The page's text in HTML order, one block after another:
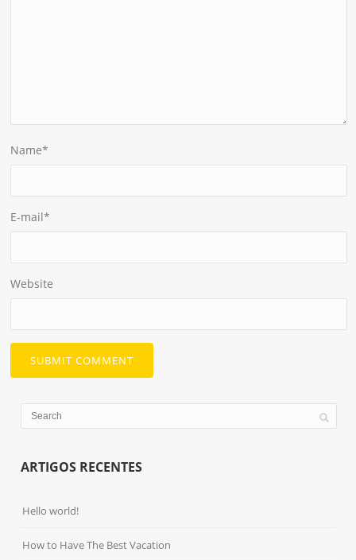
Name*
E-mail*
Website
ARTIGOS RECENTES
Hello world!
How to Have The Best Vacation